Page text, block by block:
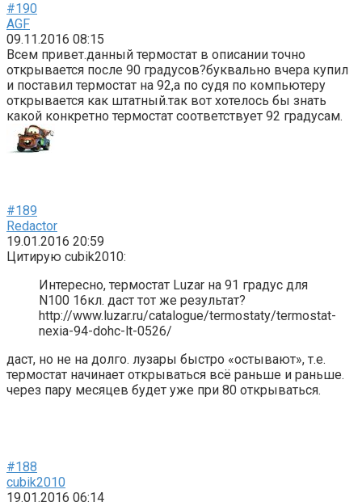
#190
AGF
09.11.2016 08:15
Всем привет.данный термостат в описании точно
открывается после 90 градусов?буквально вчера купил
и поставил термостат на 92,а по судя по компьютеру
открывается как штатный.так вот хотелось бы знать
какой конкретно термостат соответствует 92 градусам.
#189
Redactor
19.01.2016 20:59
Цитирую cubik2010:
Интересно, термостат Luzar на 91 градус для
N100 16кл. даст тот же результат?
http://www.luzar.ru/catalogue/termostaty/termostat-
nexia-94-dohc-lt-0526/
даст, но не на долго. лузары быстро «остывают», т.е.
термостат начинает открываться всё раньше и раньше.
через пару месяцев будет уже при 80 открываться.
#188
cubik2010
19.01.2016 06:14